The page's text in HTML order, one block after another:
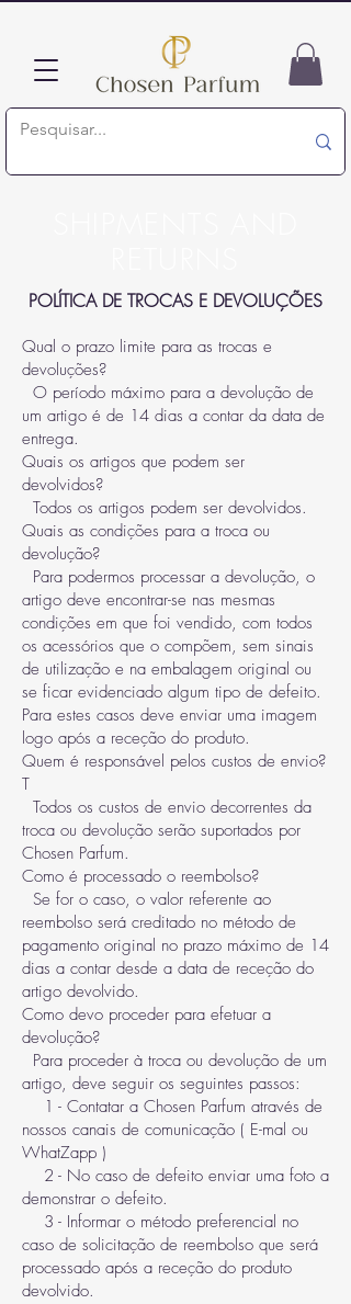
POLÍTICA DE TROCAS E DEVOLUÇÕES
Qual o prazo limite para as trocas e
devoluções?
O período máximo para a devolução de
um artigo é de 14 dias a contar da data de
entrega.
Quais os artigos que podem ser
devolvidos?
Todos os artigos podem ser devolvidos.
Quais as condições para a troca ou
devolução?
Para podermos processar a devolução, o
artigo deve encontrar-se nas mesmas
condições em que foi vendido, com todos
os acessórios que o compõem, sem sinais
de utilização e na embalagem original ou
se ficar evidenciado algum tipo de defeito.
Para estes casos deve enviar uma imagem
logo após a receção do produto.
Quem é responsável pelos custos de envio?
T
Todos os custos de envio decorrentes da
troca ou devolução serão suportados por
Chosen Parfum.
Como é processado o reembolso?
Se for o caso, o valor referente ao
reembolso será creditado no método de
pagamento original no prazo máximo de 14
dias a contar desde a data de receção do
artigo devolvido.
Como devo proceder para efetuar a
devolução?
Para proceder à troca ou devolução de um
artigo, deve seguir os seguintes passos:
1 - Contatar a Chosen Parfum através de
nossos canais de comunicação ( E-mal ou
WhatZapp )
2 - No caso de defeito enviar uma foto a
demonstrar o defeito.
3 - Informar o método preferencial no
caso de solicitação de reembolso que será
processado após a receção do produto
devolvido.